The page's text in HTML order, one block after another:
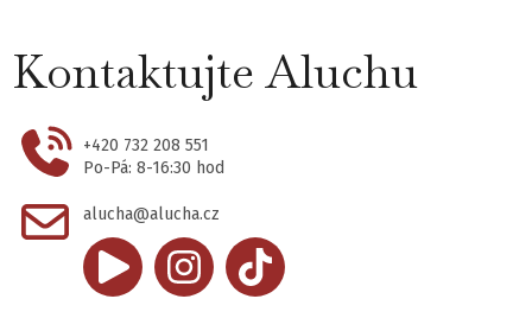
Kontaktujte Aluchu
+420 732 208 551
Po-Pá: 8-16:30 hod
alucha@alucha.cz